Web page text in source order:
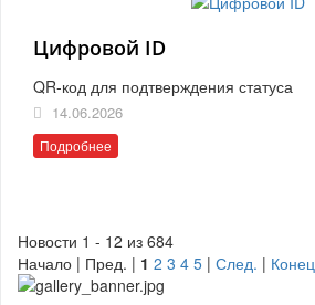
Цифровой ID
QR-код для подтверждения статуса
14.06.2026
Подробнее
Новости 1 - 12 из 684
Начало | Пред. | 1 2 3 4 5 | След. | Конец